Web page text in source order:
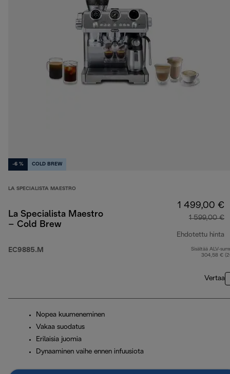
-6 % COLD BREW
LA SPECIALISTA MAESTRO
La Specialista Maestro
– Cold Brew
EC9885.M
1 499,00 €
1 599,00 €
Ehdotettu hinta
Sisältää ALV-
304,58 €
Vertaa
Nopea kuumeneminen
Vakaa suodatus
Erilaisia juomia
Dynaaminen vaihe ennen infuusiota